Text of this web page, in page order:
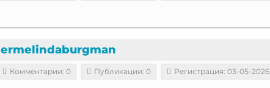
ermelindaburgman
Комментарии: 0 Публикации: 0 Регистрация: 03-05-2026